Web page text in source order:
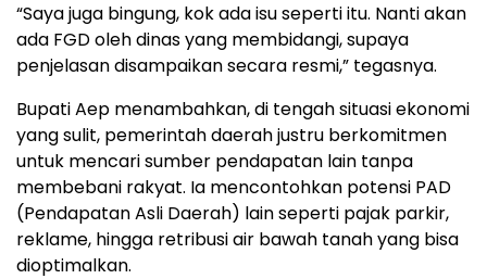
“Saya juga bingung, kok ada isu seperti itu. Nanti akan
ada FGD oleh dinas yang membidangi, supaya
penjelasan disampaikan secara resmi,” tegasnya.
Bupati Aep menambahkan, di tengah situasi ekonomi
yang sulit, pemerintah daerah justru berkomitmen
untuk mencari sumber pendapatan lain tanpa
membebani rakyat. Ia mencontohkan potensi PAD
(Pendapatan Asli Daerah) lain seperti pajak parkir,
reklame, hingga retribusi air bawah tanah yang bisa
dioptimalkan.